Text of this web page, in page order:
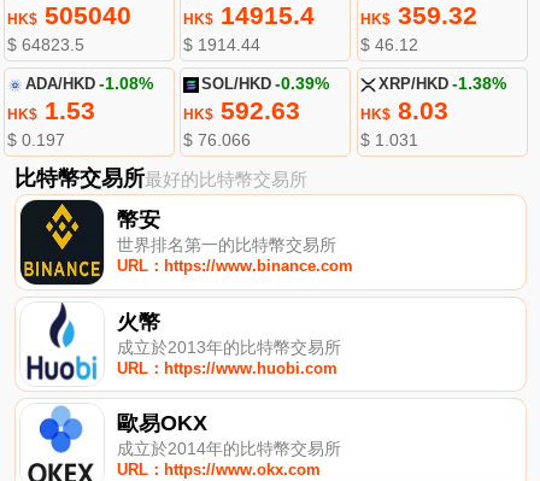
HK$505040
$ 64823.5
HK$ 14915.4
$ 1914.44
HK$359.32
$ 46.12
ADA/HKD -1.08%
HK$1.53
$ 0.197
SOL/HKD -0.39%
HK$ 592.63
$ 76.066
XRP/HKD -1.38%
HK$8.03
$ 1.031
比特幣交易所最好的比特幣交易所
幣安
世界排名第一的比特幣交易所
URL：https://www.binance.com
火幣
成立於2013年的比特幣交易所
URL：https://www.huobi.com
歐易OKX
成立於2014年的比特幣交易所
URL：https://www.okx.com